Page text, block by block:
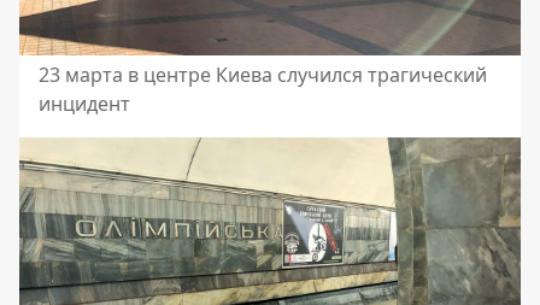
23 марта в центре Киева случился трагический
инцидент